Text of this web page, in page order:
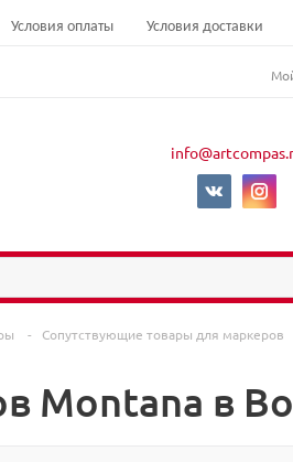
Условия оплаты Условия доставки
- Сопутствующие товары для маркеров
Montana в